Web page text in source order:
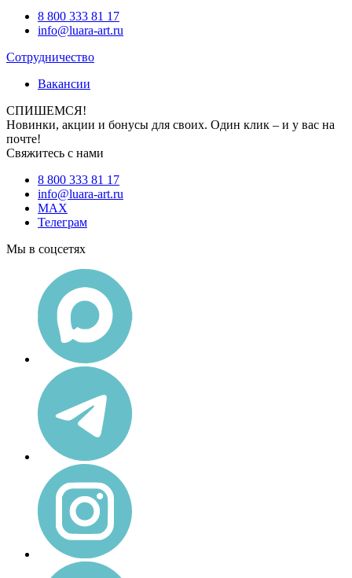
8 800 333 81 17
info@luara-art.ru
Сотрудничество
Вакансии
СПИШЕМСЯ!
Новинки, акции и бонусы для своих. Один клик – и у вас на
почте!
Свяжитесь с нами
8 800 333 81 17
info@luara-art.ru
MAX
Телеграм
Мы в соцсетях